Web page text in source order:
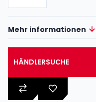
Mehr informationen
HÄNDLERSUCHE